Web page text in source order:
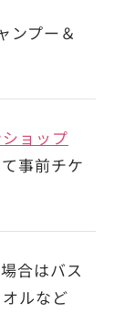
ンプー＆
ョップ
事前チケ
合はバス
ルなど